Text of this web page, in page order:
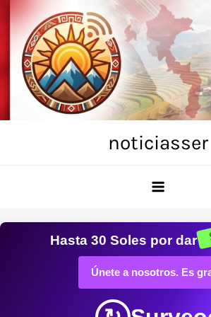
Skip
content
noticiasser
Hasta 30 Soles por dar
Únete a nosotros. Es